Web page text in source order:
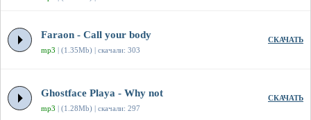
Faraon - Call your body
mp3 | (1.35Mb) | скачали: 303
СКАЧАТЬ
Ghostface Playa - Why not
mp3 | (1.28Mb) | скачали: 297
СКАЧАТЬ